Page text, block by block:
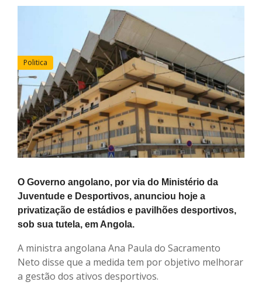
Politica
O Governo angolano, por via do Ministério da
Juventude e Desportivos, anunciou hoje a
privatização de estádios e pavilhões desportivos,
sob sua tutela, em Angola.
A ministra angolana Ana Paula do Sacramento
Neto disse que a medida tem por objetivo melhorar
a gestão dos ativos desportivos.